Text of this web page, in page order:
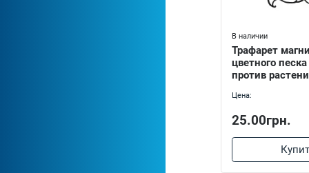
В наличии
Трафарет
цветного
против
Цена:
25.00грн.